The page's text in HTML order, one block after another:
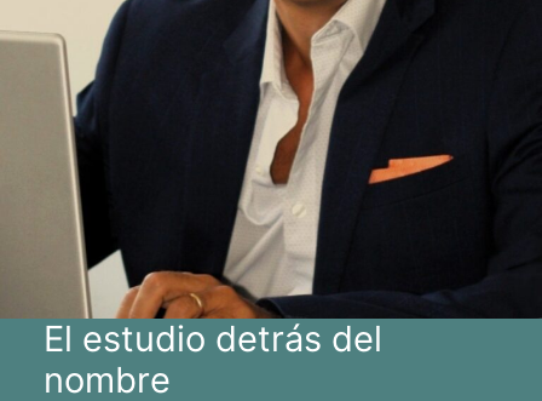
El estudio detrás del
nombre